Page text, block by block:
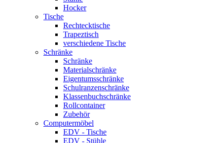
Hocker
Tische
Rechtecktische
Trapeztisch
verschiedene Tische
Schränke
Schränke
Materialschränke
Eigentumsschränke
Schulranzenschränke
Klassenbuchschränke
Rollcontainer
Zubehör
Computermöbel
EDV - Tische
EDV - Stühle